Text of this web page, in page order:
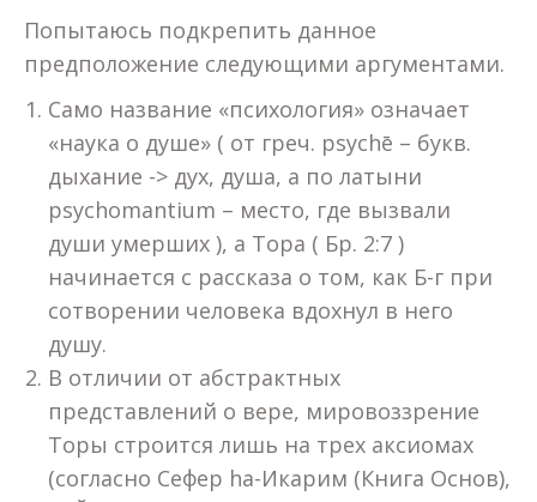
Попытаюсь подкрепить данное
предположение следующими аргументами.
Само название «психология» означает
«наука о душе» ( от греч. psychē – букв.
дыхание -> дух, душа, а по латыни
psychomantium – место, где вызвали
души умерших ), а Тора ( Бр. 2:7 )
начинается с рассказа о том, как Б-г при
сотворении человека вдохнул в него
душу.
В отличии от абстрактных
представлений о вере, мировоззрение
Торы строится лишь на трех аксиомах
(согласно Сефер hа-Икарим (Книга Основ),